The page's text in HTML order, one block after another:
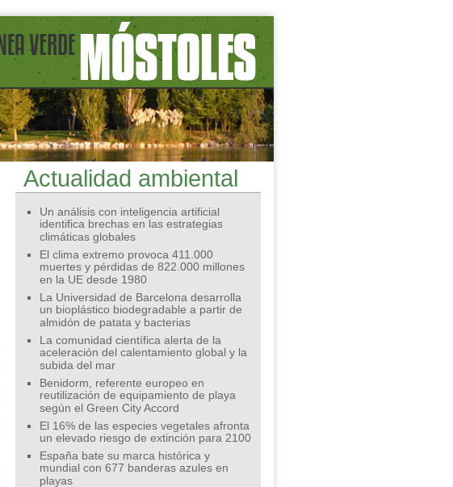
Actualidad ambiental
Un análisis con inteligencia artificial
identifica brechas en las estrategias
climáticas globales
El clima extremo provoca 411.000
muertes y pérdidas de 822.000 millones
en la UE desde 1980
La Universidad de Barcelona desarrolla
un bioplástico biodegradable a partir de
almidón de patata y bacterias
La comunidad científica alerta de la
aceleración del calentamiento global y la
subida del mar
Benidorm, referente europeo en
reutilización de equipamiento de playa
según el Green City Accord
El 16% de las especies vegetales afronta
un elevado riesgo de extinción para 2100
España bate su marca histórica y
mundial con 677 banderas azules en
playas